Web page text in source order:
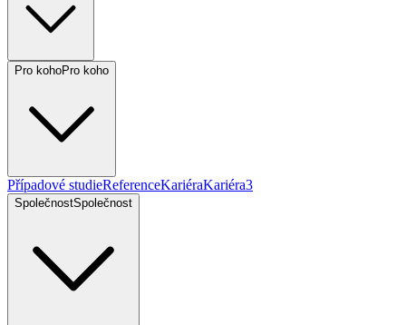
Pro kohoPro koho
Případové studieReferenceKariéraKariéra3
SpolečnostSpolečnost